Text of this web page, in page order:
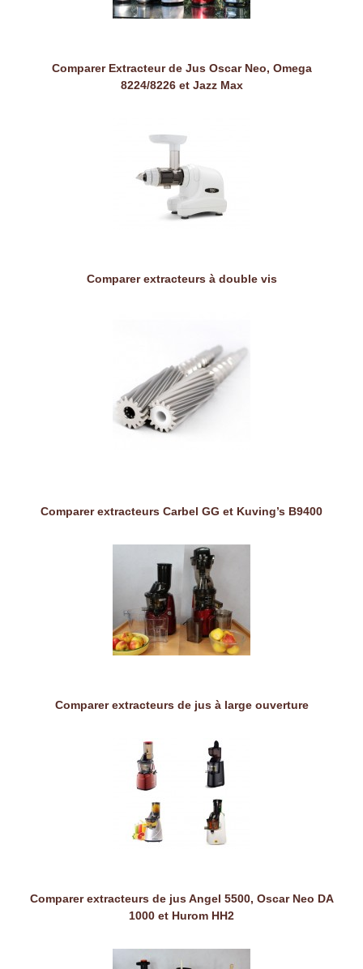
Comparer Extracteur de Jus Oscar Neo, Omega
8224/8226 et Jazz Max
Comparer extracteurs à double vis
Comparer extracteurs Carbel GG et Kuving’s B9400
Comparer extracteurs de jus à large ouverture
Comparer extracteurs de jus Angel 5500, Oscar Neo DA
1000 et Hurom HH2